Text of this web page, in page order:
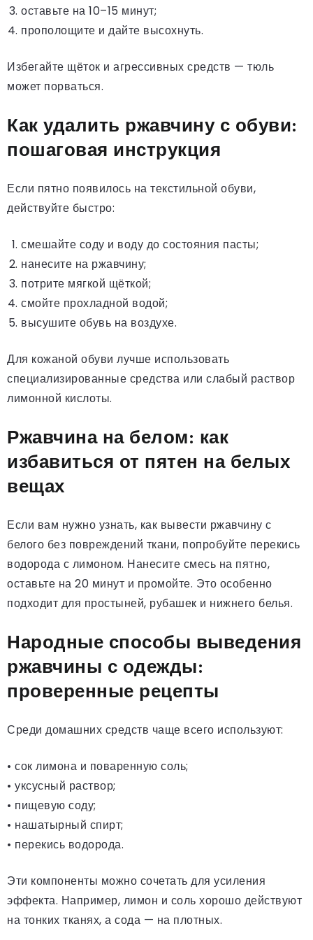
оставьте на 10–15 минут;
прополощите и дайте высохнуть.
Избегайте щёток и агрессивных средств — тюль
может порваться.
Как удалить ржавчину с обуви:
пошаговая инструкция
Если пятно появилось на текстильной обуви,
действуйте быстро:
смешайте соду и воду до состояния пасты;
нанесите на ржавчину;
потрите мягкой щёткой;
смойте прохладной водой;
высушите обувь на воздухе.
Для кожаной обуви лучше использовать
специализированные средства или слабый раствор
лимонной кислоты.
Ржавчина на белом: как
избавиться от пятен на белых
вещах
Если вам нужно узнать, как вывести ржавчину с
белого без повреждений ткани, попробуйте перекись
водорода с лимоном. Нанесите смесь на пятно,
оставьте на 20 минут и промойте. Это особенно
подходит для простыней, рубашек и нижнего белья.
Народные способы выведения
ржавчины с одежды:
проверенные рецепты
Среди домашних средств чаще всего используют:
• сок лимона и поваренную соль;
• уксусный раствор;
• пищевую соду;
• нашатырный спирт;
• перекись водорода.
Эти компоненты можно сочетать для усиления
эффекта. Например, лимон и соль хорошо действуют
на тонких тканях, а сода — на плотных.